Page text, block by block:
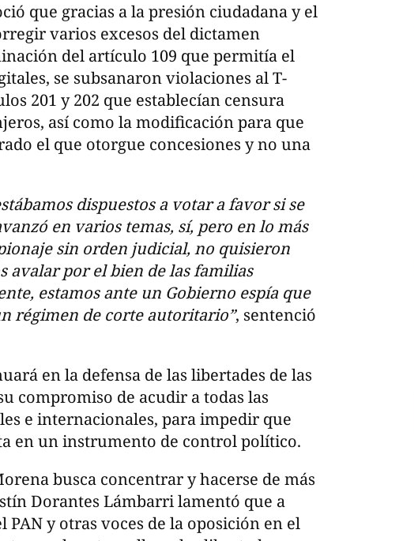
que gracias a la presión ciudadana y el
varios excesos del dictamen
del artículo 109 que permitía el
se subsanaron violaciones al T-
201 y 202 que establecían censura
así como la modificación para que
el que otorgue concesiones y no una
dispuestos a votar a favor si se
en varios temas, sí, pero en lo más
sin orden judicial, no quisieron
avalar por el bien de las familias
estamos ante un Gobierno espía que
régimen de corte autoritario”, sentenció
en la defensa de las libertades de las
compromiso de acudir a todas las
e internacionales, para impedir que
en un instrumento de control político.
busca concentrar y hacerse de más
Dorantes Lámbarri lamentó que a
PAN y otras voces de la oposición en el